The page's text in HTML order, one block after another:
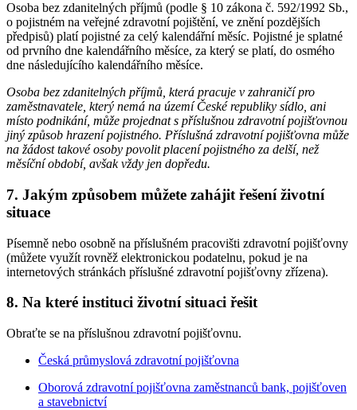
Osoba bez zdanitelných příjmů (podle § 10 zákona č. 592/1992 Sb.,
o pojistném na veřejné zdravotní pojištění, ve znění pozdějších
předpisů) platí pojistné za celý kalendářní měsíc. Pojistné je splatné
od prvního dne kalendářního měsíce, za který se platí, do osmého
dne následujícího kalendářního měsíce.
Osoba bez zdanitelných příjmů, která pracuje v zahraničí pro
zaměstnavatele, který nemá na území České republiky sídlo, ani
místo podnikání, může projednat s příslušnou zdravotní pojišťovnou
jiný způsob hrazení pojistného. Příslušná zdravotní pojišťovna může
na žádost takové osoby povolit placení pojistného za delší, než
měsíční období, avšak vždy jen dopředu.
7. Jakým způsobem můžete zahájit řešení životní
situace
Písemně nebo osobně na příslušném pracovišti zdravotní pojišťovny
(můžete využít rovněž elektronickou podatelnu, pokud je na
internetových stránkách příslušné zdravotní pojišťovny zřízena).
8. Na které instituci životní situaci řešit
Obraťte se na příslušnou zdravotní pojišťovnu.
Česká průmyslová zdravotní pojišťovna
Oborová zdravotní pojišťovna zaměstnanců bank, pojišťoven
a stavebnictví